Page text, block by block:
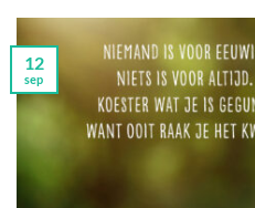
12
sep